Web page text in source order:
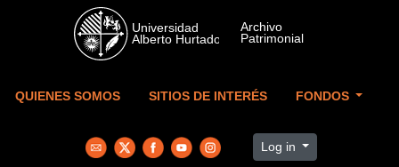
Skip to main content
QUIENES SOMOS SITIOS DE INTERÉS FONDOS
Log in